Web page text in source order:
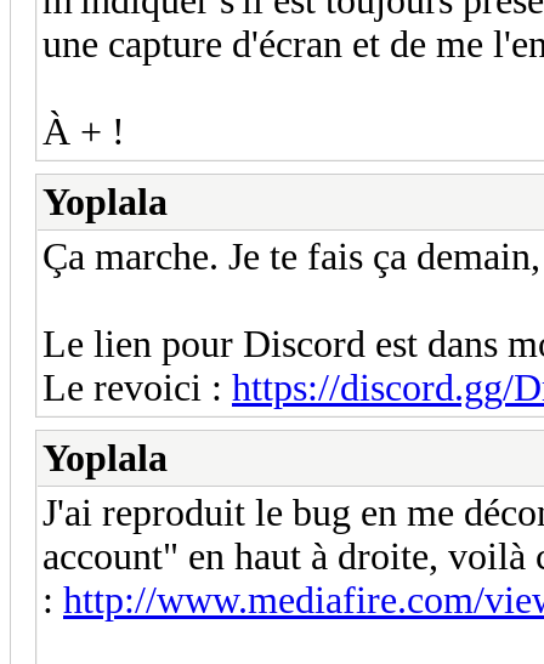
une capture d'écran et de me
À + !
Yoplala
Ça marche. Je te fais ça
Le lien pour Discord est dans
Le revoici : https://discord.gg/
Yoplala
J'ai reproduit le bug en me
account" en haut à droite, voilà
: http://www.mediafire.com/